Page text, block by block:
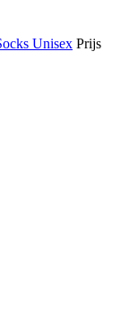
Unisex Prijs